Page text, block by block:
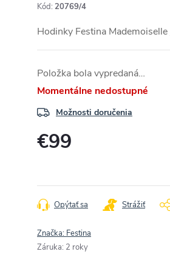
Kód: 20769/4
Hodinky Festina Mademoiselle
Položka bola vypredaná…
Momentálne nedostupné
Možnosti doručenia
€99
Opýtať sa Strážiť
Značka: Festina
Záruka: 2 roky